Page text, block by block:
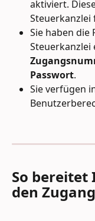
aktiviert.
Steuerkanzlei
Sie haben
Steuerkanzlei
Passwort.
Sie verfügen
So bereitet
den